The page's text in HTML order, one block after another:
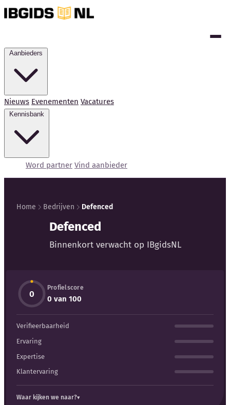
Nieuws Evenementen Vacatures
Word partner Vind aanbieder
Externe bronnen
Woordenboek
Auteurs
Home Bedrijven Defenced
Defenced
Binnenkort verwacht op IBgidsNL
0
Profielscore
0 van 100
Verifieerbaarheid
Ervaring
Expertise
Klantervaring
Waar kijken we naar?